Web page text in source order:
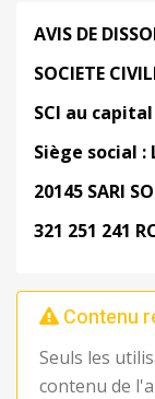
AVIS DE
SOCIETE
SCI au
Siège social
20145 SARI
321 251 241
Contenu
Seuls les
contenu de